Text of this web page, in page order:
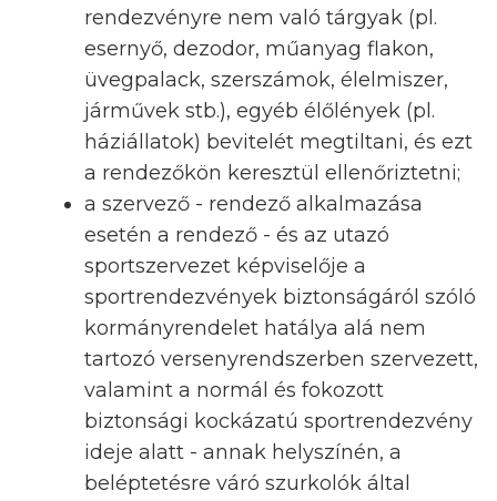
rendezvényre nem való tárgyak (pl.
esernyő, dezodor, műanyag flakon,
üvegpalack, szerszámok, élelmiszer,
járművek stb.), egyéb élőlények (pl.
háziállatok) bevitelét megtiltani, és ezt
a rendezőkön keresztül ellenőriztetni;
a szervező - rendező alkalmazása
esetén a rendező - és az utazó
sportszervezet képviselője a
sportrendezvények biztonságáról szóló
kormányrendelet hatálya alá nem
tartozó versenyrendszerben szervezett,
valamint a normál és fokozott
biztonsági kockázatú sportrendezvény
ideje alatt - annak helyszínén, a
beléptetésre váró szurkolók által